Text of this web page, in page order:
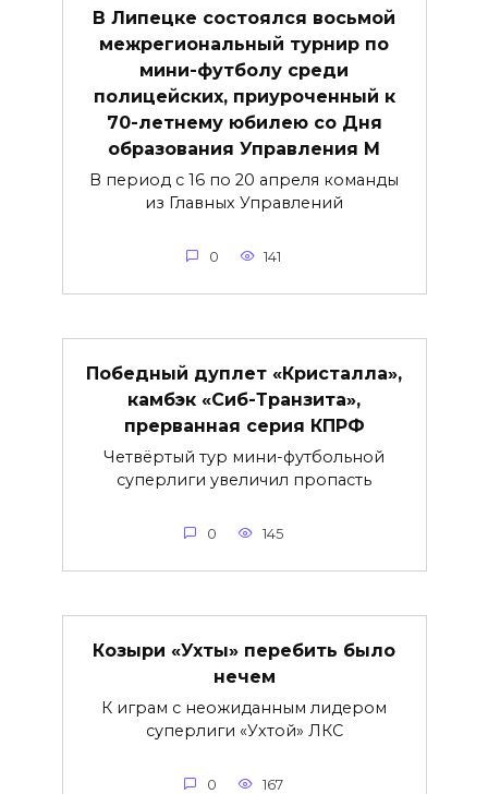
В Липецке состоялся восьмой
межрегиональный турнир по
мини-футболу среди
полицейских, приуроченный к
70-летнему юбилею со Дня
образования Управления М
В период с 16 по 20 апреля команды
из Главных Управлений
0 141
Победный дуплет «Кристалла»,
камбэк «Сиб-Транзита»,
прерванная серия КПРФ
Четвёртый тур мини-футбольной
суперлиги увеличил пропасть
0 145
Козыри «Ухты» перебить было
нечем
К играм с неожиданным лидером
суперлиги «Ухтой» ЛКС
0 167